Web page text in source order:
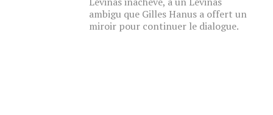
ambigu que Gilles Hanus a offert un
miroir pour continuer le dialogue.